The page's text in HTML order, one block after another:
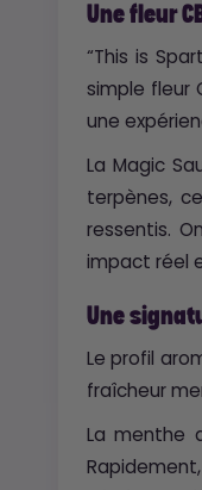
Une fleur
“This is
simple fleur
une
La Magic
terpènes,
ressentis.
impact réel
Une
Le profil
fraîcheur
La menthe